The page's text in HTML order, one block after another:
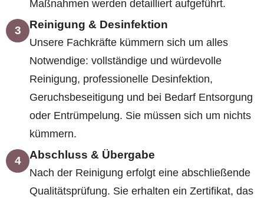
Maßnahmen werden detailliert aufgeführt.
3 Reinigung & Desinfektion
Unsere Fachkräfte kümmern sich um alles
Notwendige: vollständige und würdevolle
Reinigung, professionelle Desinfektion,
Geruchsbeseitigung und bei Bedarf Entsorgung
oder Entrümpelung. Sie müssen sich um nichts
kümmern.
4 Abschluss & Übergabe
Nach der Reinigung erfolgt eine abschließende
Qualitätsprüfung. Sie erhalten ein Zertifikat, das